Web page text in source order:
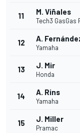
11 M. Viñales
Tech3 GasGas
12 A.
Yamaha
13 J. Mir
Honda
14 A. Rins
Yamaha
15 J. Miller
Pramac